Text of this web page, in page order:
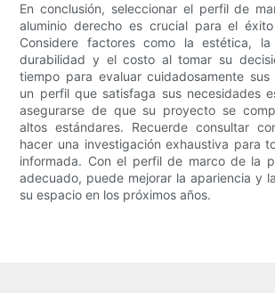
En conclusión, seleccionar el perfil de
aluminio derecho es crucial para el
Considere factores como la estética, la
durabilidad y el costo al tomar su
tiempo para evaluar cuidadosamente
un perfil que satisfaga sus necesidades
asegurarse de que su proyecto se
altos estándares. Recuerde consultar
hacer una investigación exhaustiva para
informada. Con el perfil de marco de la
adecuado, puede mejorar la apariencia y
su espacio en los próximos años.